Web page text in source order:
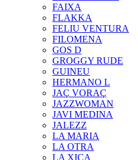
FAIXA
FLAKKA
FELIU VENTURA
FILOMENA
GOS D
GROGGY RUDE
GUINEU
HERMANO L
JAÇ VORAÇ
JAZZWOMAN
JAVI MEDINA
JALEZZ
LA MARIA
LA OTRA
LA XICA